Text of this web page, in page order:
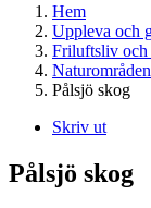
Hem
Uppleva och
Friluftsliv och
Pålsjö skog
Skriv ut
Pålsjö skog